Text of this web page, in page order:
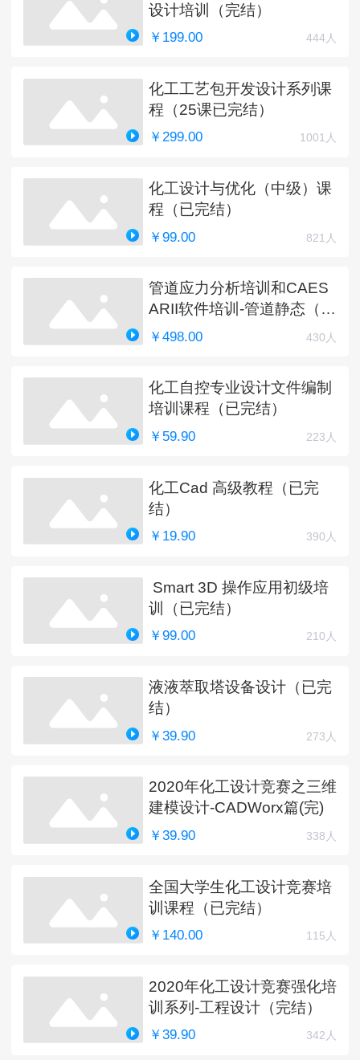
设计培训（完结）
￥199.00 444人
化工工艺包开发设计系列课
程（25课已完结）
￥299.00 1001人
化工设计与优化（中级）课
程（已完结）
￥99.00 821人
管道应力分析培训和CAES
ARII软件培训-管道静态（完
结）
￥498.00 430人
化工自控专业设计文件编制
培训课程（已完结）
￥59.90 223人
化工Cad 高级教程（已完
结）
￥19.90 390人
Smart 3D 操作应用初级培
训（已完结）
￥99.00 210人
液液萃取塔设备设计（已完
结）
￥39.90 273人
2020年化工设计竞赛之三维
建模设计-CADWorx篇(完)
￥39.90 338人
全国大学生化工设计竞赛培
训课程（已完结）
￥140.00 115人
2020年化工设计竞赛强化培
训系列-工程设计（完结）
￥39.90 342人